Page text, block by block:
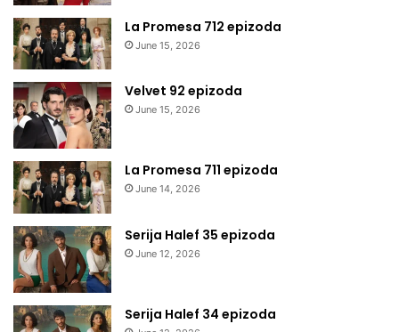
La Promesa 712 epizoda
June 15, 2026
Velvet 92 epizoda
June 15, 2026
La Promesa 711 epizoda
June 14, 2026
Serija Halef 35 epizoda
June 12, 2026
Serija Halef 34 epizoda